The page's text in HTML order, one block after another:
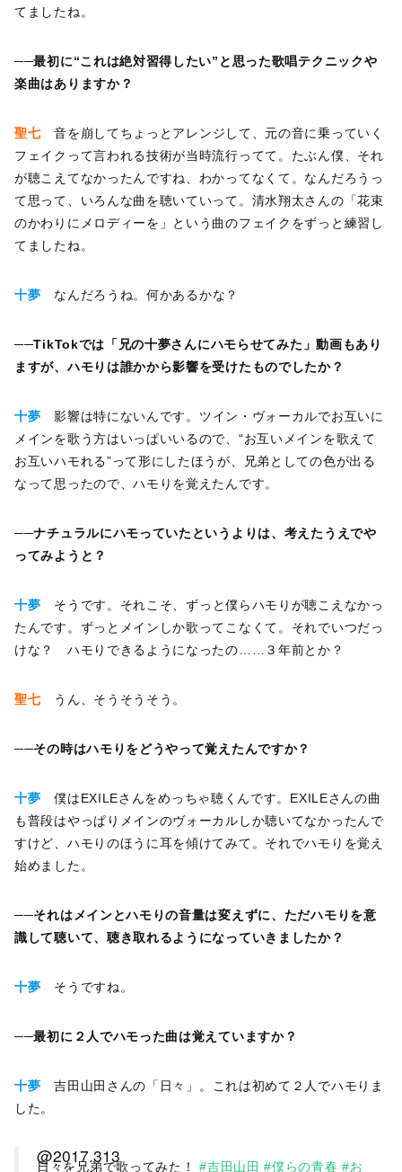
てましたね。
──最初に“これは絶対習得したい”と思った歌唱テクニックや
楽曲はありますか？
聖七 音を崩してちょっとアレンジして、元の音に乗っていく
フェイクって言われる技術が当時流行ってて。たぶん僕、それ
が聴こえてなかったんですね、わかってなくて。なんだろうっ
て思って、いろんな曲を聴いていって。清水翔太さんの「花束
のかわりにメロディーを」という曲のフェイクをずっと練習し
てましたね。
十夢 なんだろうね。何かあるかな？
──TikTokでは「兄の十夢さんにハモらせてみた」動画もあり
ますが、ハモりは誰かから影響を受けたものでしたか？
十夢
影響は特にないんです。ツイン・ヴォーカルでお互いに
メインを歌う方はいっぱいいるので、“お互いメインを歌えて
お互いハモれる”って形にしたほうが、兄弟としての色が出る
なって思ったので、ハモりを覚えたんです。
──ナチュラルにハモっていたというよりは、考えたうえでや
ってみようと？
十夢
そうです。それこそ、ずっと僕らハモりが聴こえなかっ
たんです。ずっとメインしか歌ってこなくて。それでいつだっ
けな？ ハモりできるようになったの……３年前とか？
聖七 うん、そうそうそう。
──その時はハモりをどうやって覚えたんですか？
十夢
僕はEXILEさんをめっちゃ聴くんです。EXILEさんの曲
も普段はやっぱりメインのヴォーカルしか聴いてなかったんで
すけど、ハモりのほうに耳を傾けてみて。それでハモりを覚え
始めました。
──それはメインとハモりの音量は変えずに、ただハモりを意
識して聴いて、聴き取れるようになっていきましたか？
十夢 そうですね。
──最初に２人でハモった曲は覚えていますか？
十夢
吉田山田さんの「日々」。これは初めて２人でハモりま
した。
@2017.313
日々を兄弟で歌ってみた！#吉田山田 #僕らの青春 #お